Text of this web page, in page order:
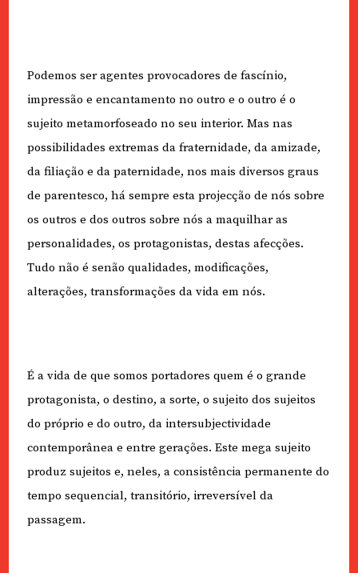
Podemos ser agentes provocadores de fascínio,
impressão e encantamento no outro e o outro é o
sujeito metamorfoseado no seu interior. Mas nas
possibilidades extremas da fraternidade, da amizade,
da filiação e da paternidade, nos mais diversos graus
de parentesco, há sempre esta projecção de nós sobre
os outros e dos outros sobre nós a maquilhar as
personalidades, os protagonistas, destas afecções.
Tudo não é senão qualidades, modificações,
alterações, transformações da vida em nós.
É a vida de que somos portadores quem é o grande
protagonista, o destino, a sorte, o sujeito dos sujeitos
do próprio e do outro, da intersubjectividade
contemporânea e entre gerações. Este mega sujeito
produz sujeitos e, neles, a consistência permanente do
tempo sequencial, transitório, irreversível da
passagem.